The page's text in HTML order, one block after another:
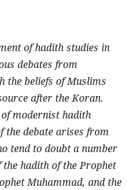
of hadith studies in
debates from
the beliefs of Muslims
after the Koran.
modernist hadith
the debate arises from
tend to doubt a number
hadith of the Prophet
Muhammad, and the